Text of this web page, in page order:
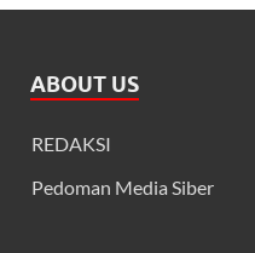
ABOUT US
REDAKSI
Pedoman Media Siber